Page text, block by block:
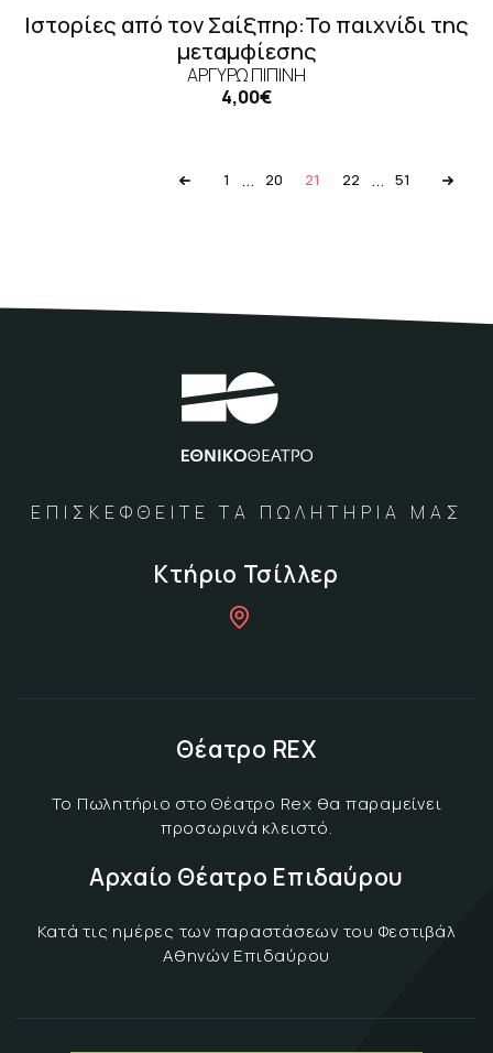
Ιστορίες από τον Σαίξπηρ:Το παιχνίδι της
μεταμφίεσης
ΑΡΓΥΡΏ ΠΙΠΊΝΗ
4,00€
1 ... 20 21 22 ... 51
ΕΠΙΣΚΕΦΘΕΙΤΕ ΤΑ ΠΩΛΗΤΗΡΙΑ ΜΑΣ
Κτήριο Τσίλλερ
Θέατρο REX
Το Πωλητήριο στο Θέατρο Rex θα παραμείνει
προσωρινά κλειστό.
Αρχαίο Θέατρο Επιδαύρου
Κατά τις ημέρες των παραστάσεων του Φεστιβάλ
Αθηνών Επιδαύρου